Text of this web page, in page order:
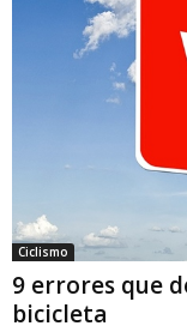
Ciclismo
9 errores que
bicicleta